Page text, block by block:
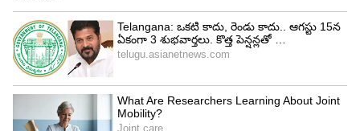
అఫ్ఘానిస్తాన్‌తో మరో మూడు టీ20ల సిరీస్ ఉంటుంది. ఇది
ముగిసిన తర్వాత సెప్టెంబర్ 19 నుంచి అక్టోబర్ 4 వరకు
జపాన్‌లో జరిగే ప్రతిష్ఠాత్మక ఏషియన్ గేమ్స్‌లో మన భారత
జట్టు టీ20 ఫార్మాట్‌లో బరిలోకి దిగుతోంది. ఇక్కడ యువ
ఆటగాళ్లు రంగంలోకి దిగే అవకాశముంది.